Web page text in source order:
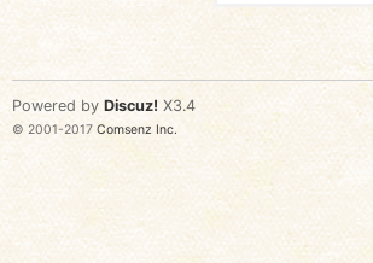
Powered by Discuz! X3.4
© 2001-2017 Comsenz Inc.